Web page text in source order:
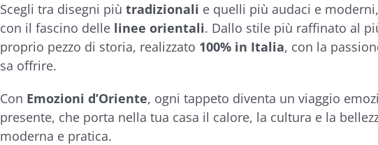
Scegli tra disegni più tradizionali e quelli più audaci e
con il fascino delle linee orientali. Dallo stile più raffinato al
proprio pezzo di storia, realizzato 100% in Italia, con la
sa offrire.
Con Emozioni d’Oriente, ogni tappeto diventa un viaggio
presente, che porta nella tua casa il calore, la cultura e la
moderna e pratica.